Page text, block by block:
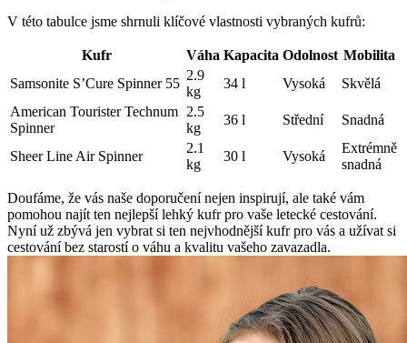
V této tabulce jsme shrnuli klíčové vlastnosti vybraných kufrů:
Kufr Váha Kapacita Odolnost Mobilita
Samsonite S’Cure Spinner 55
2.9
kg
34 l Vysoká
Skvělá
American Tourister Technum
Spinner
2.5
kg
36 l Střední Snadná
Sheer Line Air Spinner
2.1
kg
30 l Vysoká
Extrémně
snadná
Doufáme, že vás naše doporučení nejen inspirují, ale také vám
pomohou najít ten nejlepší lehký kufr pro vaše letecké cestování.
Nyní už zbývá jen vybrat si ten nejvhodnější kufr pro vás a užívat si
cestování bez starostí o váhu a kvalitu vašeho zavazadla.